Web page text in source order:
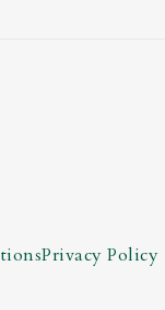
Privacy Policy